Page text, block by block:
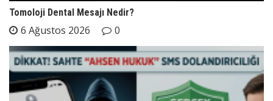
Tomoloji Dental Mesajı Nedir?
6 Ağustos 2026 0